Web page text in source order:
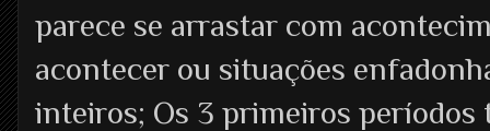
parece se arrastar com
acontecer ou situações
inteiros; Os 3 primeiros períodos